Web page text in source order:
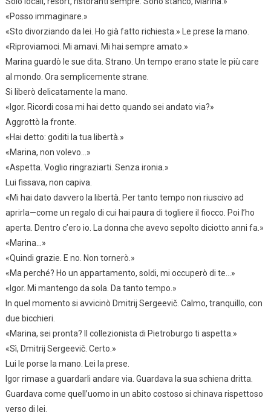
«Posso immaginare.»
«Sto divorziando da lei. Ho già fatto richiesta.» Le prese la mano.
«Riproviamoci. Mi amavi. Mi hai sempre amato.»
Marina guardò le sue dita. Strano. Un tempo erano state le più care
al mondo. Ora semplicemente strane.
Si liberò delicatamente la mano.
«Igor. Ricordi cosa mi hai detto quando sei andato via?»
Aggrottò la fronte.
«Hai detto: goditi la tua libertà.»
«Marina, non volevo…»
«Aspetta. Voglio ringraziarti. Senza ironia.»
Lui fissava, non capiva.
«Mi hai dato davvero la libertà. Per tanto tempo non riuscivo ad
aprirla—come un regalo di cui hai paura di togliere il fiocco. Poi l’ho
aperta. Dentro c’ero io. La donna che avevo sepolto diciotto anni fa.»
«Marina…»
«Quindi grazie. E no. Non tornerò.»
«Ma perché? Ho un appartamento, soldi, mi occuperò di te…»
«Igor. Mi mantengo da sola. Da tanto tempo.»
In quel momento si avvicinò Dmitrij Sergeevič. Calmo, tranquillo, con
due bicchieri.
«Marina, sei pronta? Il collezionista di Pietroburgo ti aspetta.»
«Sì, Dmitrij Sergeevič. Certo.»
Lui le porse la mano. Lei la prese.
Igor rimase a guardarli andare via. Guardava la sua schiena dritta.
Guardava come quell’uomo in un abito costoso si chinava rispettoso
verso di lei.